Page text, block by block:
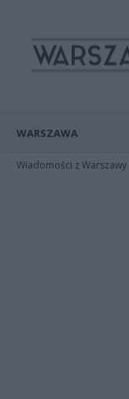
WARSZAWA
Wiadomości z Warszawy